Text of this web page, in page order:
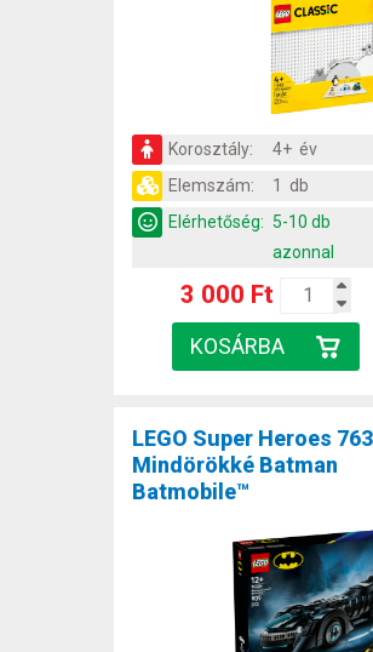
Korosztály:
4+ év
Elemszám:
1 db
Elérhetőség: 5-10 db
azonnal
3 000 Ft
LEGO Super Heroes
Mindörökké Batman
Batmobile™